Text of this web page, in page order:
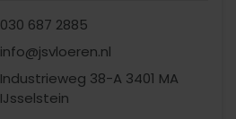
030 687 2885
info@jsvloeren.nl
Industrieweg 38-A 3401 MA
IJsselstein